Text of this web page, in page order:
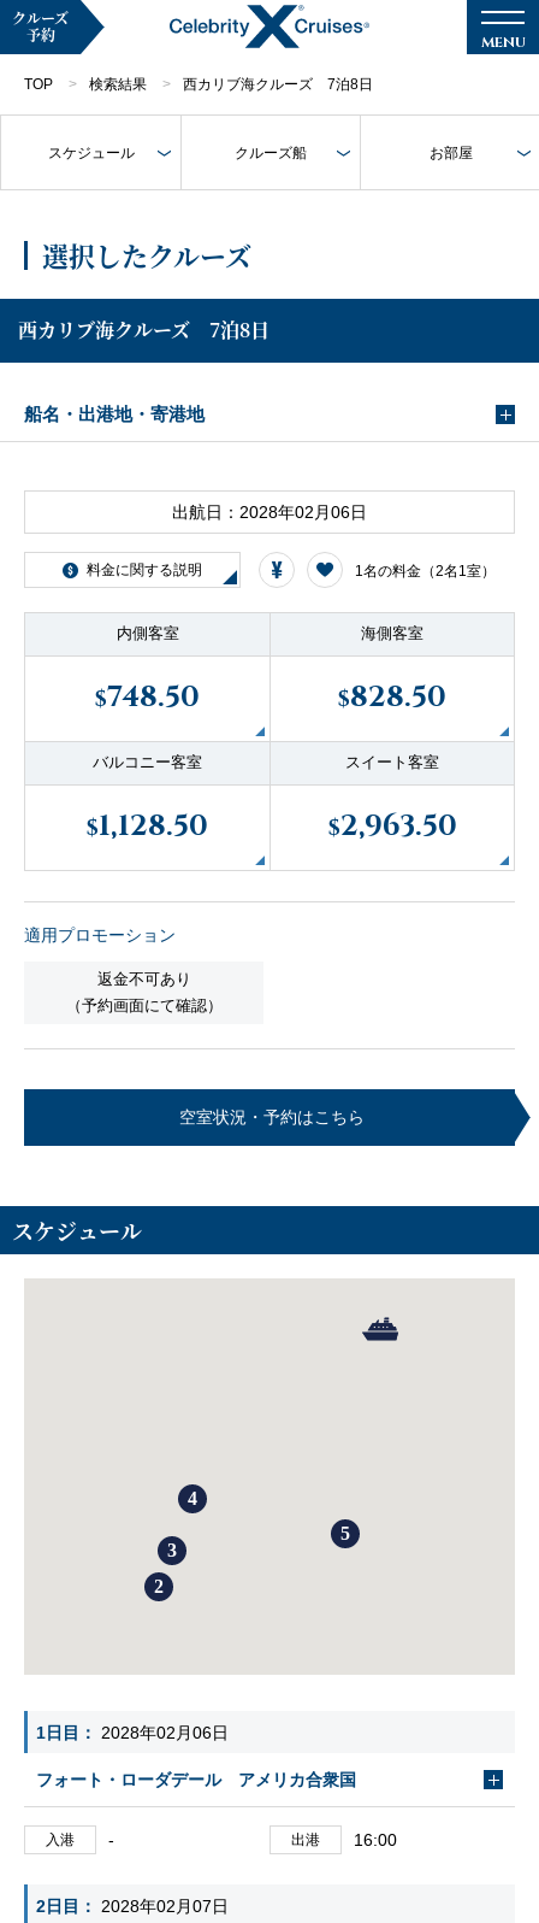
クルーズ検索
キャンペーン・特集
クルーズの楽しみ方
船内へようこそ
客船のご案内
寄港地ガイド
ご予約後の流れ お問い合わせ
セレブリティクルーズの世
クルーズ
予約
TOP 検索結果 西カリブ海クルーズ 7泊8日
スケジュール クルーズ船 お部屋
選択したクルーズ
西カリブ海クルーズ 7泊8日
船名・出港地・寄港地
出航日：2028年02月06日
料金に関する説明 1名の料金（2名1室）
内側客室
$748.50
海側客室
$828.50
バルコニー客室
$1,128.50
スイート客室
$2,963.50
適用プロモーション
返金不可あり
（予約画面にて確認）
空室状況・予約はこちら
スケジュール
2
3
4
5
1日目 2028年02月06日
フォート・ローダデール アメリカ合衆国
入港 - 出港 16:00
2日目 2028年02月07日